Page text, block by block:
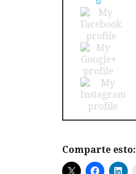
Comparte esto: